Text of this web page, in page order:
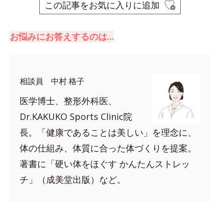
この記事をお気に入りに追加
お悩みにお答えするのは…
相談員 中村 格子
医学博士、整形外科医、
Dr.KAKUKO Sports Clinic院
長。「健康であることは美しい」を理念に、
体の仕組み、体質に合った体づくりを提案。
著書に「硬い体をほぐす かんたんストレッ
チ」（成美堂出版）など。